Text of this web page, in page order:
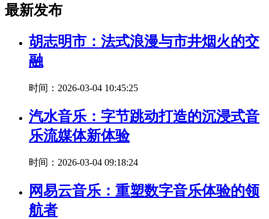
最新发布
胡志明市：法式浪漫与市井烟火的交
融
时间：2026-03-04 10:45:25
汽水音乐：字节跳动打造的沉浸式音
乐流媒体新体验
时间：2026-03-04 09:18:24
网易云音乐：重塑数字音乐体验的领
航者